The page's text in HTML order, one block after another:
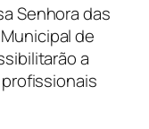
Senhora das
de
a